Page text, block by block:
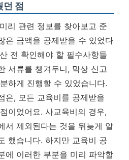
점
리 관련 정보를 찾아보고 준
은 금액을 공제받을 수 있었다
전 확인해야 할 필수사항들
서류를 챙겨두니, 막상 신고
하게 진행할 수 있었습니다.
은, 모든 교육비를 공제받을
이었어요. 사교육비의 경우,
서 제외된다는 것을 뒤늦게 알
했습니다. 하지만 교육비 공
에 이러한 부분을 미리 파악할